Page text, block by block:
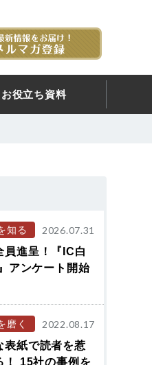
お役立ち資料
知る
2026.07.31
員進呈！『IC白
アンケート開始
磨く
2022.08.17
表紙で読者を惹
！ 15社の事例を